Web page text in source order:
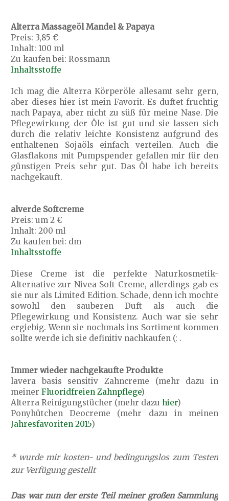
Alterra Massageöl Mandel & Papaya
Preis: 3,85 €
Inhalt: 100 ml
Zu kaufen bei: Rossmann
Inhaltsstoffe
Ich mag die Alterra Körperöle allesamt sehr gern,
aber dieses hier ist mein Favorit. Es duftet fruchtig
nach Papaya, aber nicht zu süß für meine Nase. Die
Pflegewirkung der Öle ist gut und sie lassen sich
durch die relativ leichte Konsistenz aufgrund des
enthaltenen Sojaöls einfach verteilen. Auch die
Glasflakons mit Pumpspender gefallen mir für den
günstigen Preis sehr gut. Das Öl habe ich bereits
nachgekauft.
alverde Softcreme
Preis: um 2 €
Inhalt: 200 ml
Zu kaufen bei: dm
Inhaltsstoffe
Diese Creme ist die perfekte Naturkosmetik-
Alternative zur Nivea Soft Creme, allerdings gab es
sie nur als Limited Edition. Schade, denn ich mochte
sowohl den sauberen Duft als auch die
Pflegewirkung und Konsistenz. Auch war sie sehr
ergiebig. Wenn sie nochmals ins Sortiment kommen
sollte werde ich sie definitiv nachkaufen (: .
Immer wieder nachgekaufte Produkte
lavera basis sensitiv Zahncreme (mehr dazu in
meiner Fluoridfreien Zahnpflege)
Alterra Reinigungstücher (mehr dazu hier)
Ponyhütchen Deocreme (mehr dazu in meinen
Jahresfavoriten 2015)
* wurde mir kosten- und bedingungslos zum Testen
zur Verfügung gestellt
Das war nun der erste Teil meiner großen Sammlung